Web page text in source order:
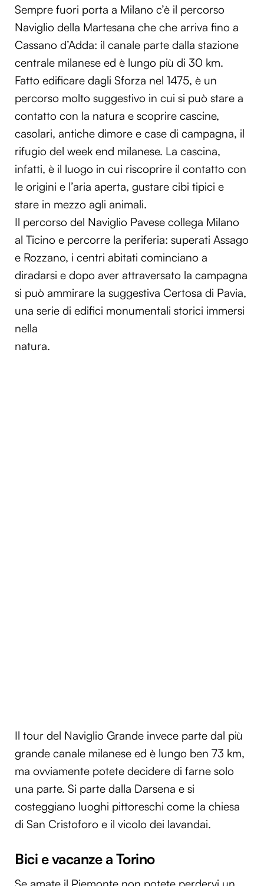
Sempre fuori porta a Milano c’è il percorso
Naviglio della Martesana che che arriva fino a
Cassano d’Adda: il canale parte dalla stazione
centrale milanese ed è lungo più di 30 km.
Fatto edificare dagli Sforza nel 1475, è un
percorso molto suggestivo in cui si può stare a
contatto con la natura e scoprire cascine,
casolari, antiche dimore e case di campagna, il
rifugio del week end milanese. La cascina,
infatti, è il luogo in cui riscoprire il contatto con
le origini e l’aria aperta, gustare cibi tipici e
stare in mezzo agli animali.
Il percorso del Naviglio Pavese collega Milano
al Ticino e percorre la periferia: superati Assago
e Rozzano, i centri abitati cominciano a
diradarsi e dopo aver attraversato la campagna
si può ammirare la suggestiva Certosa di Pavia,
una serie di edifici monumentali storici immersi
nella
natura.
Il tour del Naviglio Grande invece parte dal più
grande canale milanese ed è lungo ben 73 km,
ma ovviamente potete decidere di farne solo
una parte. Si parte dalla Darsena e si
costeggiano luoghi pittoreschi come la chiesa
di San Cristoforo e il vicolo dei lavandai.
Bici e vacanze a Torino